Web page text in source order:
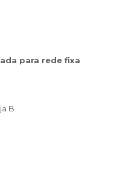
para rede fixa
B